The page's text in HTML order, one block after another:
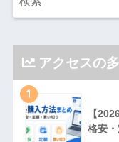
アクセスの
1
【
格安・